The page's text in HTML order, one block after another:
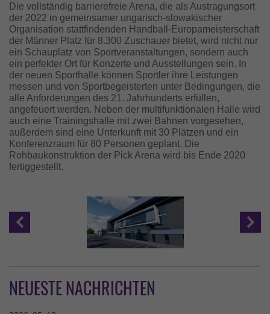
Die vollständig barrierefreie Arena, die als Austragungsort
der 2022 in gemeinsamer ungarisch-slowakischer
Organisation stattfindenden Handball-Europameisterschaft
der Männer Platz für 8.300 Zuschauer bietet, wird nicht nur
ein Schauplatz von Sportveranstaltungen, sondern auch
ein perfekter Ort für Konzerte und Ausstellungen sein. In
der neuen Sporthalle können Sportler ihre Leistungen
messen und von Sportbegeisterten unter Bedingungen, die
alle Anforderungen des 21. Jahrhunderts erfüllen,
angefeuert werden. Neben der multifunktionalen Halle wird
auch eine Trainingshalle mit zwei Bahnen vorgesehen,
außerdem sind eine Unterkunft mit 30 Plätzen und ein
Konferenzraum für 80 Personen geplant. Die
Rohbaukonstruktion der Pick Arena wird bis Ende 2020
fertiggestellt.
NEUESTE NACHRICHTEN